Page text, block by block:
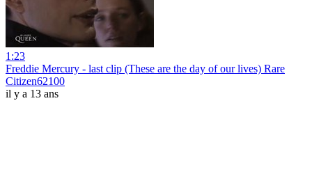
1:23
Freddie Mercury - last clip (These are the day of our lives) Rare
Citizen62100
il y a 13 ans